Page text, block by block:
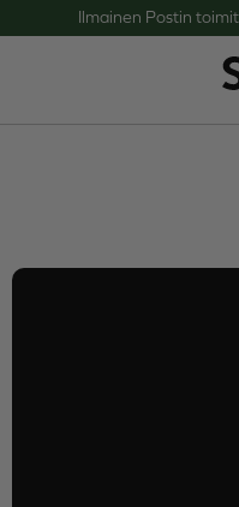
Ilmainen Postin